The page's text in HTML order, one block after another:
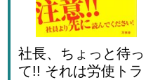
社長、ちょっと待っ
て!! それは労使トラ